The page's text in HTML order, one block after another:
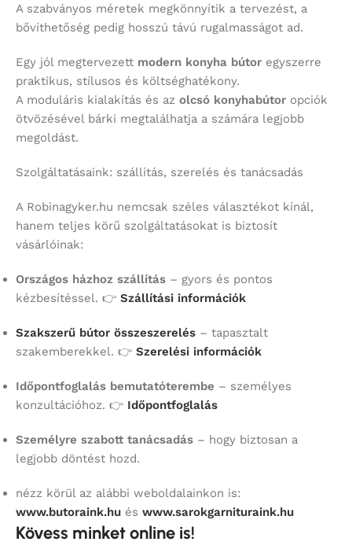
A szabványos méretek megkönnyítik a tervezést, a
bővíthetőség pedig hosszú távú rugalmasságot ad.
Egy jól megtervezett modern konyha bútor egyszerre
praktikus, stílusos és költséghatékony.
A moduláris kialakítás és az olcsó konyhabútor opciók
ötvözésével bárki megtalálhatja a számára legjobb
megoldást.
Szolgáltatásaink: szállítás, szerelés és tanácsadás
A Robinagyker.hu nemcsak széles választékot kínál,
hanem teljes körű szolgáltatásokat is biztosít
vásárlóinak:
Országos házhoz szállítás – gyors és pontos
kézbesítéssel. 👉 Szállítási információk
Szakszerű bútor összeszerelés – tapasztalt
szakemberekkel. 👉 Szerelési információk
Időpontfoglalás bemutatóterembe – személyes
konzultációhoz. 👉 Időpontfoglalás
Személyre szabott tanácsadás – hogy biztosan a
legjobb döntést hozd.
nézz körül az alábbi weboldalainkon is:
www.butoraink.hu és www.sarokgarnituraink.hu
Kövess minket online is!